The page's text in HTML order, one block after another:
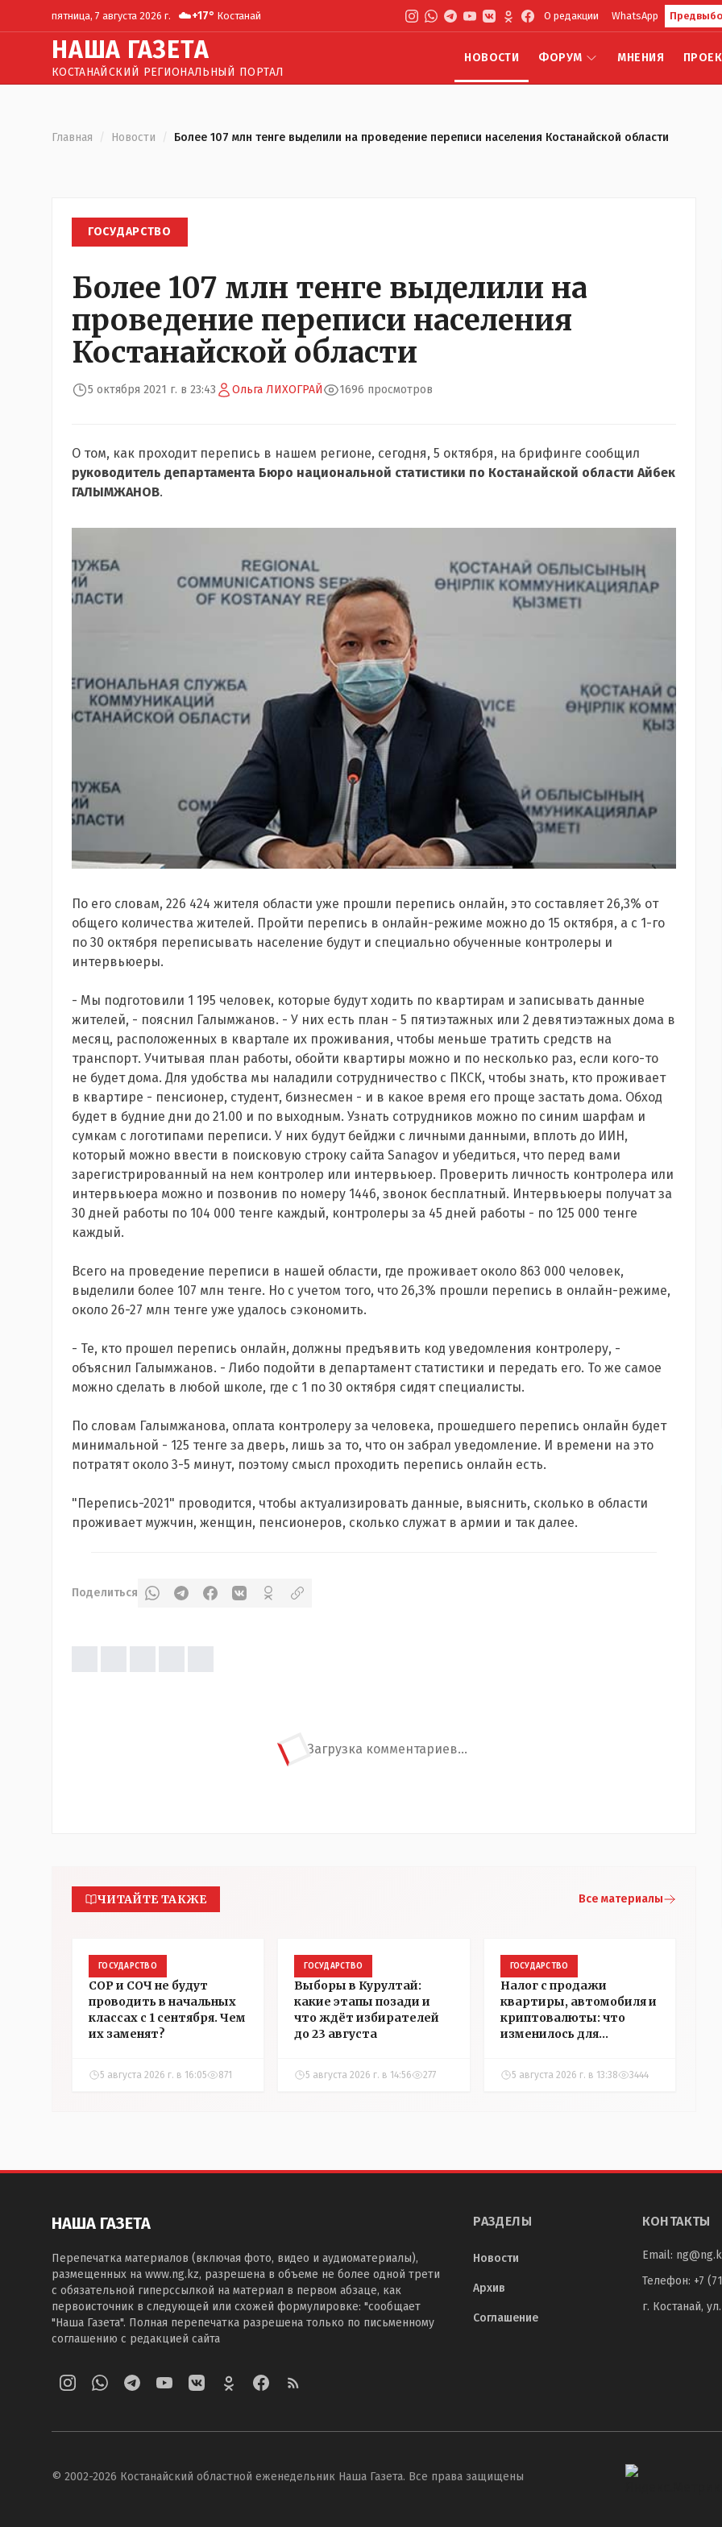
пятница, 7 августа 2026 г. ☁️+17° Костанай О редакции WhatsApp
НАША ГАЗЕТА
КОСТАНАЙСКИЙ РЕГИОНАЛЬНЫЙ ПОРТАЛ
НОВОСТИ ФОРУМ МНЕНИЯ
Главная / Новости / Более 107 млн тенге выделили на проведение переписи населения Костанайской области
ГОСУДАРСТВО
Более 107 млн тенге выделили на
проведение переписи населения
Костанайской области
5 октября 2021 г. в 23:43 Ольга ЛИХОГРАЙ 1696 просмотров
О том, как проходит перепись в нашем регионе, сегодня, 5 октября, на брифинге сообщил
руководитель департамента Бюро национальной статистики по Костанайской области Айбек
ГАЛЫМЖАНОВ.
По его словам, 226 424 жителя области уже прошли перепись онлайн, это составляет 26,3% от
общего количества жителей. Пройти перепись в онлайн-режиме можно до 15 октября, а с 1-го
по 30 октября переписывать население будут и специально обученные контролеры и
интервьюеры.
- Мы подготовили 1 195 человек, которые будут ходить по квартирам и записывать данные
жителей, - пояснил Галымжанов. - У них есть план - 5 пятиэтажных или 2 девятиэтажных дома в
месяц, расположенных в квартале их проживания, чтобы меньше тратить средств на
транспорт. Учитывая план работы, обойти квартиры можно и по несколько раз, если кого-то
не будет дома. Для удобства мы наладили сотрудничество с ПКСК, чтобы знать, кто проживает
в квартире - пенсионер, студент, бизнесмен - и в какое время его проще застать дома. Обход
будет в будние дни до 21.00 и по выходным. Узнать сотрудников можно по синим шарфам и
сумкам с логотипами переписи. У них будут бейджи с личными данными, вплоть до ИИН,
который можно ввести в поисковую строку сайта Sanagov и убедиться, что перед вами
зарегистрированный на нем контролер или интервьюер. Проверить личность контролера или
интервьюера можно и позвонив по номеру 1446, звонок бесплатный. Интервьюеры получат за
30 дней работы по 104 000 тенге каждый, контролеры за 45 дней работы - по 125 000 тенге
каждый.
Всего на проведение переписи в нашей области, где проживает около 863 000 человек,
выделили более 107 млн тенге. Но с учетом того, что 26,3% прошли перепись в онлайн-режиме,
около 26-27 млн тенге уже удалось сэкономить.
- Те, кто прошел перепись онлайн, должны предъявить код уведомления контролеру, -
объяснил Галымжанов. - Либо подойти в департамент статистики и передать его. То же самое
можно сделать в любой школе, где с 1 по 30 октября сидят специалисты.
По словам Галымжанова, оплата контролеру за человека, прошедшего перепись онлайн будет
минимальной - 125 тенге за дверь, лишь за то, что он забрал уведомление. И времени на это
потратят около 3-5 минут, поэтому смысл проходить перепись онлайн есть.
"Перепись-2021" проводится, чтобы актуализировать данные, выяснить, сколько в области
проживает мужчин, женщин, пенсионеров, сколько служат в армии и так далее.
Поделиться
Загрузка комментариев...
ЧИТАЙТЕ ТАКЖЕ Все материалы
ГОСУДАРСТВО
СОР и СОЧ не будут
проводить в начальных
классах с 1 сентября. Чем
их заменят?
5 августа 2026 г. в 16:05 871
ГОСУДАРСТВО
Выборы в Курултай:
какие этапы позади и
что ждёт избирателей
до 23 августа
5 августа 2026 г. в 14:56 277
ГОСУДАРСТВО
Налог с продажи
квартиры, автомобиля и
криптовалюты: что
изменилось для
5 августа 2026 г. в 13:38 3444
НАША ГАЗЕТА
Перепечатка материалов (включая фото, видео и аудиоматериалы),
размещенных на www.ng.kz, разрешена в объеме не более одной трети
с обязательной гиперссылкой на материал в первом абзаце, как
первоисточник в следующей или схожей формулировке: "сообщает
"Наша Газета". Полная перепечатка разрешена только по письменному
соглашению с редакцией сайта
РАЗДЕЛЫ
Новости
Архив
Соглашение
КОНТАКТЫ
Email:
Телефон: +7
г. Костанай,
© 2002-2026 Костанайский областной еженедельник Наша Газета. Все права защищены